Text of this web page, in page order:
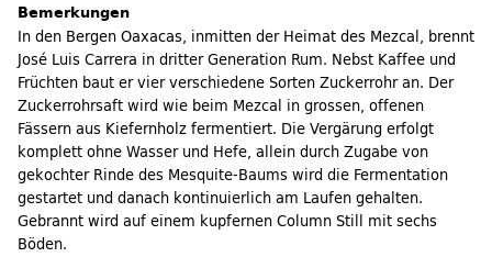
Bemerkungen
In den Bergen Oaxacas, inmitten der Heimat des Mezcal, brennt
José Luis Carrera in dritter Generation Rum. Nebst Kaffee und
Früchten baut er vier verschiedene Sorten Zuckerrohr an. Der
Zuckerrohrsaft wird wie beim Mezcal in grossen, offenen
Fässern aus Kiefernholz fermentiert. Die Vergärung erfolgt
komplett ohne Wasser und Hefe, allein durch Zugabe von
gekochter Rinde des Mesquite-Baums wird die Fermentation
gestartet und danach kontinuierlich am Laufen gehalten.
Gebrannt wird auf einem kupfernen Column Still mit sechs
Böden.